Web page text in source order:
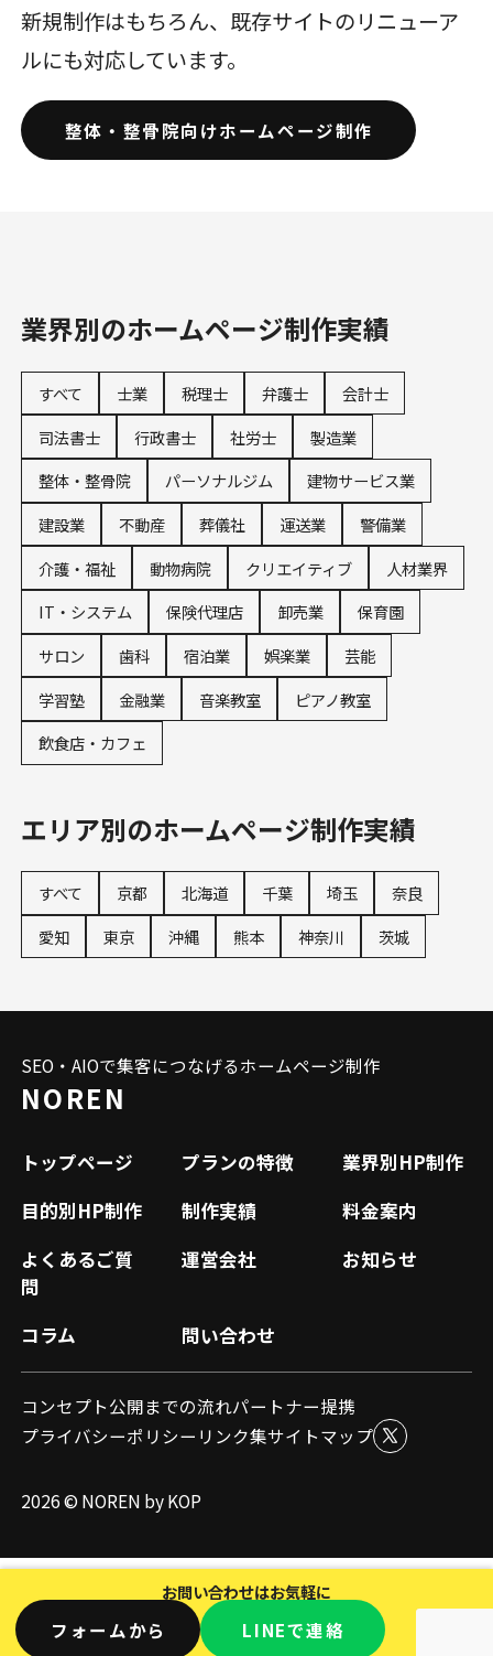
新規制作はもちろん、既存サイトのリニューア
ルにも対応しています。
整体・整骨院向けホームページ制作
業界別のホームページ制作実績
すべて 士業 税理士 弁護士
会計士
司法書士
行政書士 社労士
製造業
整体・整骨院
パーソナルジム
建物サービス業
建設業
不動産 葬儀社 運送業
警備業
介護・福祉
動物病院 クリエイティブ
人材業界
IT・システム
保険代理店 卸売業
保育園
サロン
歯科 宿泊業 娯楽業
芸能
学習塾
金融業 音楽教室
ピアノ教室
飲食店・カフェ
エリア別のホームページ制作実績
すべて 京都 北海道 千葉 埼玉
奈良
愛知
東京 沖縄 熊本 神奈川 茨城
お問い合わせはお気軽に
フォームから LINEで連絡
SEO・AIOで集客につなげるホームページ制作
NOREN
トップページ プランの特徴
業界別HP制作
目的別HP制作
制作実績
料金案内
よくあるご質
問
運営会社 お知らせ
コラム 問い合わせ
コンセプト公開までの流れパートナー提携
プライバシーポリシー リンク集サイトマップ
2026 ©️ NOREN byKOP